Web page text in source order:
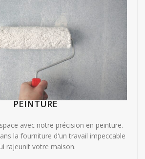
PEINTURE
avec notre précision en peinture.
la fourniture d'un travail impeccable
rajeunit votre maison.